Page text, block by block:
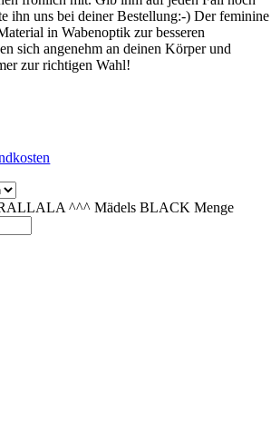
ihn uns bei deiner Bestellung:-) Der feminine
in Wabenoptik zur besseren
sich angenehm an deinen Körper und
zur richtigen Wahl!
^^^ Mädels BLACK Menge